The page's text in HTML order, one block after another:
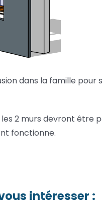
dans la famille pour
les 2 murs devront être
fonctionne.
intéresser :